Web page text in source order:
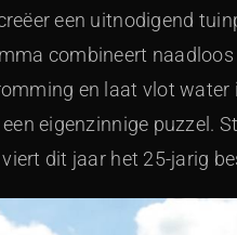
een uitnodigend
combineert
en laat vlot
eigenzinnige puzzel.
dit jaar het 25-jarig